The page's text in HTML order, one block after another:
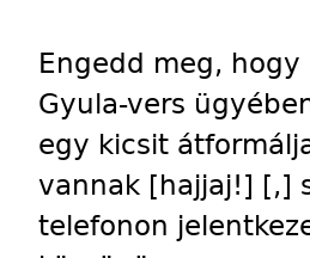
Engedd meg,
Gyula-vers
egy kicsit
vannak [hajjaj!] [,]
telefonon